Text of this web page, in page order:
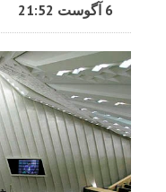
6 آگوست 21:52